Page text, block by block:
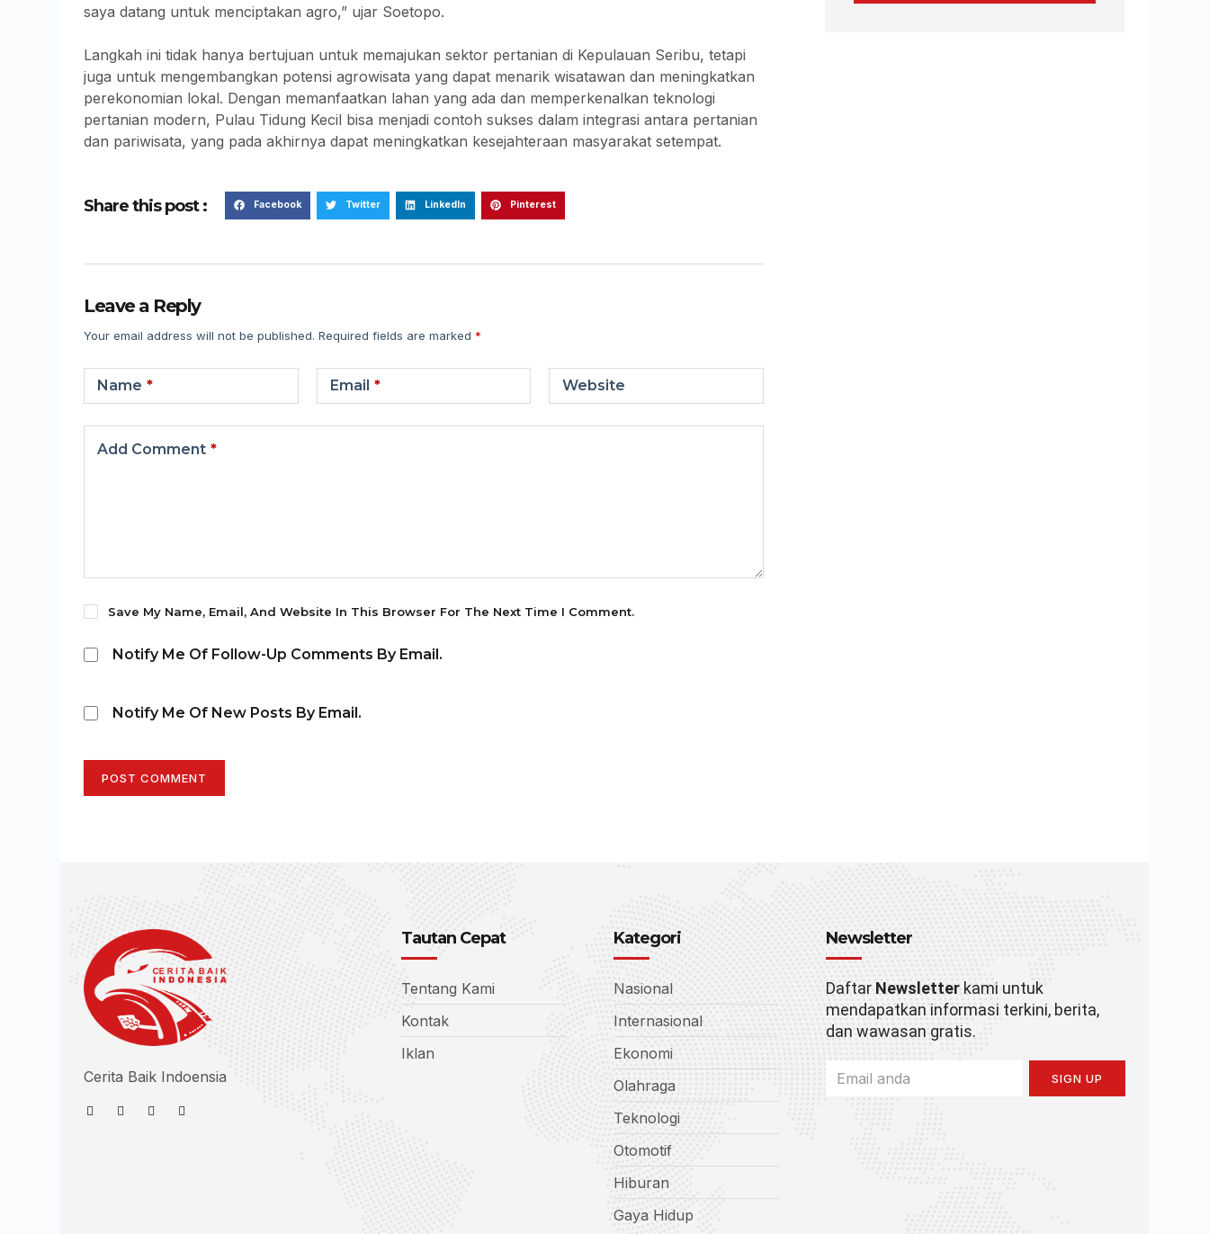
saya datang untuk menciptakan agro,” ujar Soetopo.
Langkah ini tidak hanya bertujuan untuk memajukan sektor pertanian di Kepulauan Seribu, tetapi
juga untuk mengembangkan potensi agrowisata yang dapat menarik wisatawan dan meningkatkan
perekonomian lokal. Dengan memanfaatkan lahan yang ada dan memperkenalkan teknologi
pertanian modern, Pulau Tidung Kecil bisa menjadi contoh sukses dalam integrasi antara pertanian
dan pariwisata, yang pada akhirnya dapat meningkatkan kesejahteraan masyarakat setempat.
Share this post : Facebook Twitter LinkedIn Pinterest
Leave a Reply
Your email address will not be published. Required fields are marked *
Name * Email * Website
Add Comment *
Save My Name, Email, And Website In This Browser For The Next Time I Comment.
Notify Me Of Follow-Up Comments By Email.
Notify Me Of New Posts By Email.
POST COMMENT
Cerita Baik Indoensia
Tautan Cepat
Tentang Kami
Kontak
Iklan
Kategori
Nasional
Internasional
Ekonomi
Olahraga
Teknologi
Otomotif
Hiburan
Gaya Hidup
Newsletter
Daftar Newsletterkami untuk
mendapatkan informasi terkini, berita,
dan wawasan gratis.
SIGN UP